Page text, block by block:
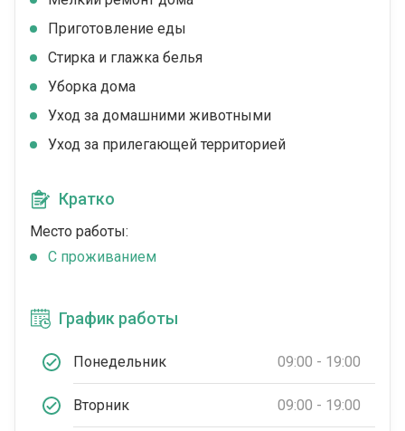
Приготовление еды
Стирка и глажка белья
Уборка дома
Уход за домашними животными
Уход за прилегающей территорией
Кратко
Место работы:
C проживанием
График работы
Понедельник 09:00 - 19:00
Вторник 09:00 - 19:00